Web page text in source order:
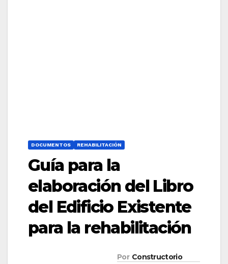
DOCUMENTOS REHABILITACIÓN
Guía para la
elaboración del Libro
del Edificio Existente
para la rehabilitación
Por Constructorio